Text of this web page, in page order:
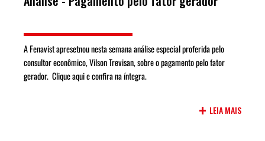
A Fenavist apresetnou nesta semana análise especial proferida pelo
consultor econômico, Vilson Trevisan, sobre o pagamento pelo fator
gerador. Clique aqui e confira na íntegra.
+ LEIA MAIS